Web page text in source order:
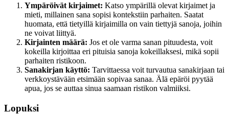
Ympäröivät kirjaimet: Katso ympärillä olevat kirjaimet ja
mieti, millainen sana sopisi kontekstiin parhaiten. Saatat
huomata, että tietyillä kirjaimilla on vain tiettyjä sanoja, joihin
ne voivat liittyä.
Kirjainten määrä: Jos et ole varma sanan pituudesta, voit
kokeilla kirjoittaa eri pituisia sanoja kokeillaksesi, mikä sopii
parhaiten ristikoon.
Sanakirjan käyttö: Tarvittaessa voit turvautua sanakirjaan tai
verkkoystävään etsimään sopivaa sanaa. Älä epäröi pyytää
apua, jos se auttaa sinua saamaan ristikon valmiiksi.
Lopuksi